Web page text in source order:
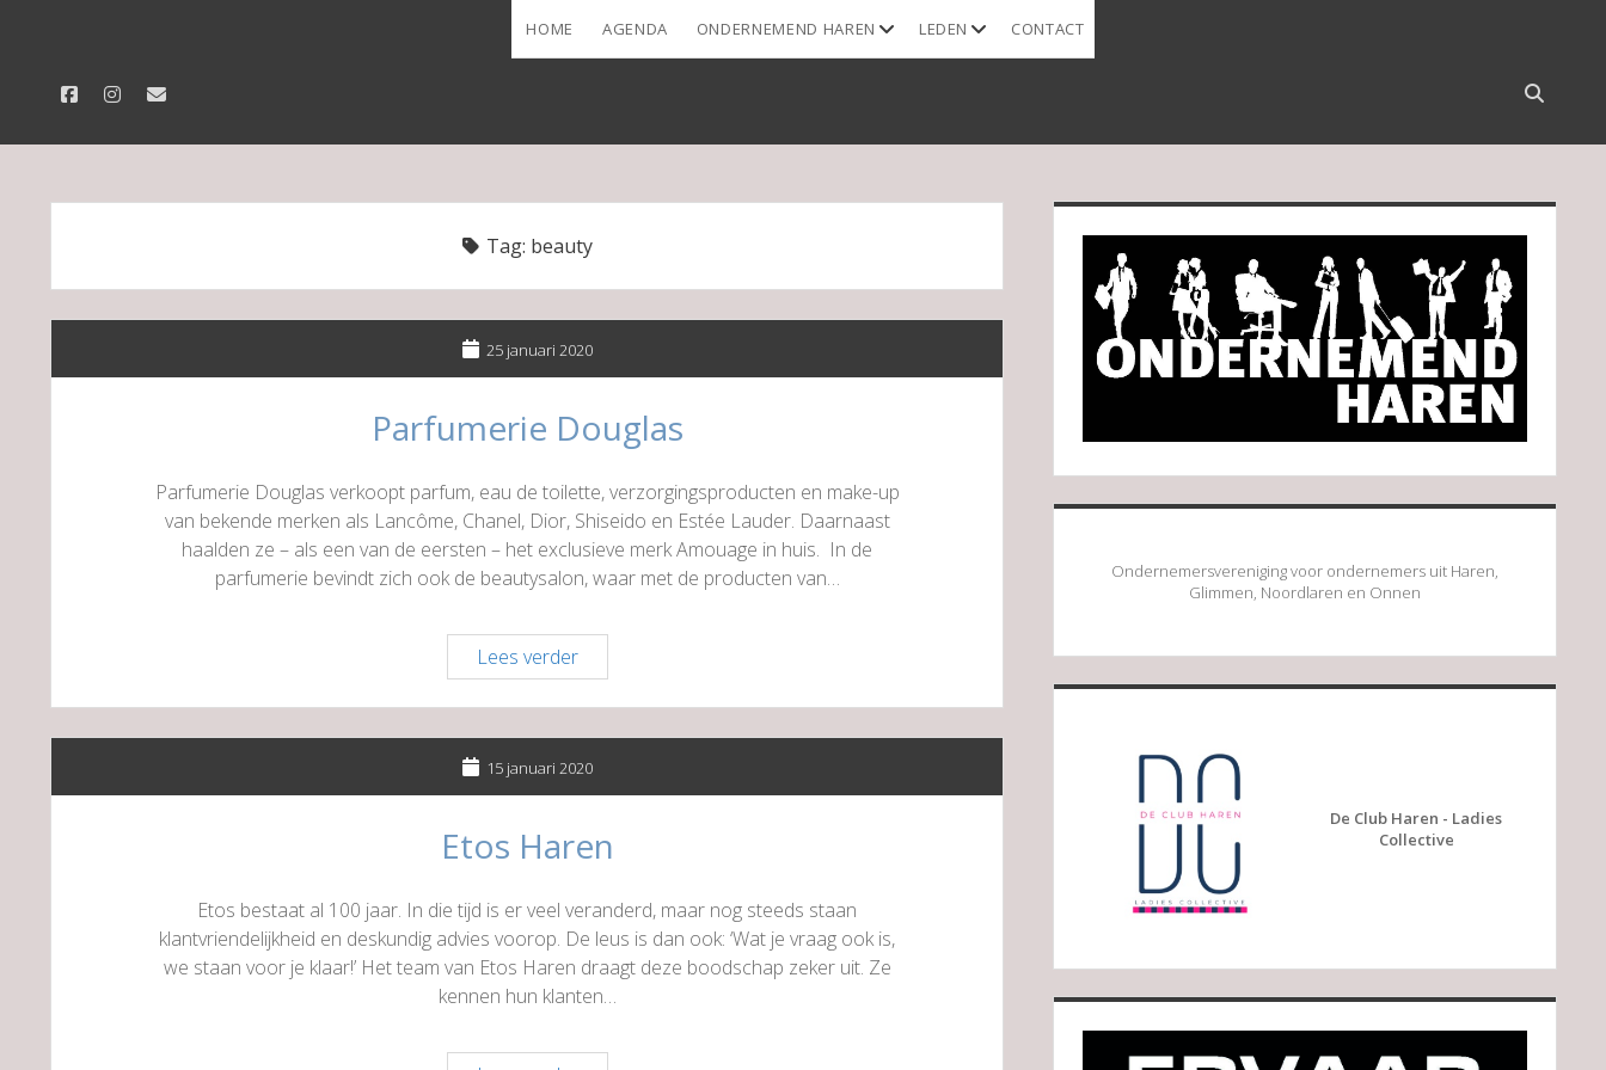
facebookinstagram
email
Open
bar
HOME AGENDA ONDERNEMEND HAREN open
menu
LEDEN open
menu
CONTACT
Tag: beauty
25 januari 2020
Parfumerie Douglas
Parfumerie Douglas verkoopt parfum, eau de toilette, verzorgingsproducten en make-up
van bekende merken als Lancôme, Chanel, Dior, Shiseido en Estée Lauder. Daarnaast
haalden ze – als een van de eersten – het exclusieve merk Amouage in huis. In de
parfumerie bevindt zich ook de beautysalon, waar met de producten van…
Lees verderParfumerie
Douglas
15 januari 2020
Etos Haren
Etos bestaat al 100 jaar. In die tijd is er veel veranderd, maar nog steeds staan
klantvriendelijkheid en deskundig advies voorop. De leus is dan ook: ‘Wat je vraag ook is,
we staan voor je klaar!’ Het team van Etos Haren draagt deze boodschap zeker uit. Ze
kennen hun klanten…
Sidebar
Ondernemersvereniging voor ondernemers uit Haren,
Glimmen, Noordlaren en Onnen
De Club Haren - Ladies
Collective